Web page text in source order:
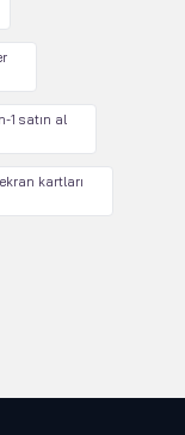
1 satın al
kartları